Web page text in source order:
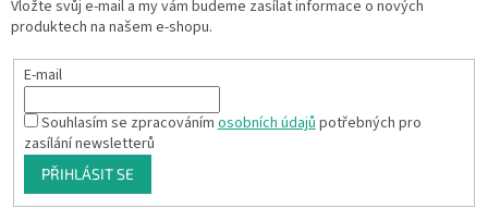
Vložte svůj e-mail a my vám budeme zasílat informace o nových
produktech na našem e-shopu.
E-mail
Souhlasím se zpracovánímosobních údajůpotřebných pro
zasílání newsletterů
PŘIHLÁSIT SE